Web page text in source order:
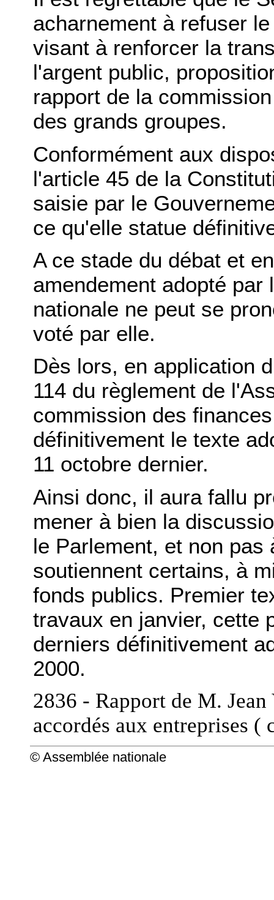
acharnement à refuser
visant à renforcer la
l'argent public,
rapport de la
des grands groupes.
Conformément aux
l'article 45 de la
saisie par le
ce qu'elle statue
A ce stade du débat et
amendement adopté par
nationale ne peut se
voté par elle.
Dès lors, en application
114 du règlement de
commission des
définitivement le texte
11 octobre dernier.
Ainsi donc, il aura fallu
mener à bien la
le Parlement, et non
soutiennent certains, à
fonds publics. Premier
travaux en janvier, cette
derniers définitivement
2000.
2836 - Rapport de M.
accordés aux entreprises (
© Assemblée nationale